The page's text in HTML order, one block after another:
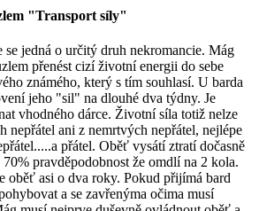
"Transport síly"
se jedná o určitý druh nekromancie. Mág
přenést cizí životní energii do sebe
známého, který s tím souhlasí. U barda
jeho "sil" na dlouhé dva týdny. Je
vhodného dárce. Životní síla totiž nelze
nepřátel ani z nemrtvých nepřátel, nejlépe
přátel. Oběť vysátí ztratí dočasně
pravděpodobnost že omdlí na 2 kola.
oběť asi o dva roky. Pokud přijímá bard
a se zavřenýma očima musí